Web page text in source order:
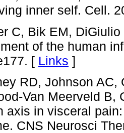
inner self. Cell.
C, Bik EM,
of the human
[ Links ]
RD, Johnson AC,
Van Meerveld B,
axis in visceral
CNS Neurosci